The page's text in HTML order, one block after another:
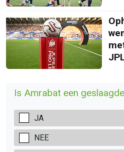
Is Amrabat een
JA
NEE